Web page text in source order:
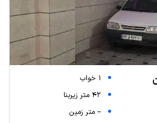
1 خواب
42 متر زیربنا
-- متر زمین